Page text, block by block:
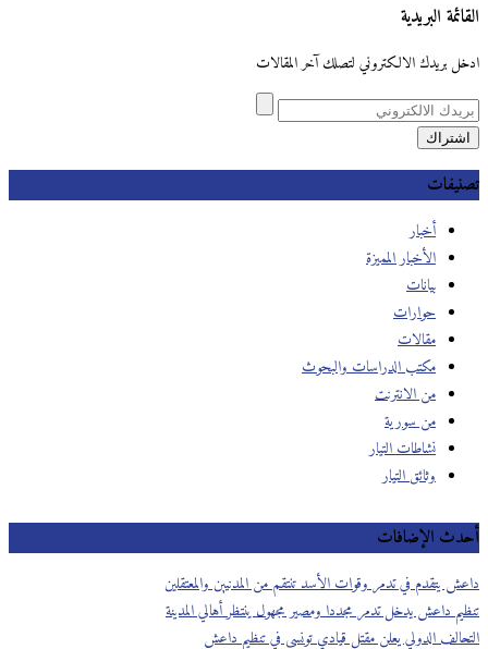
القائمة البريدية
ادخل بريدك الالكتروني لتصلك آخر المقالات
تصنيفات
أخبار
الأخبار المميزة
بيانات
حوارات
مقالات
مكتب الدراسات والبحوث
من الانترنت
من سورية
نشاطات التيار
وثائق التيار
أحدث الإضافات
داعش يتقدم في تدمر وقوات الأسد تنتقم من المدنيين والمعتقلين
تنظيم داعش يدخل تدمر مجددا ومصير مجهول ينتظر أهالي المدينة
التحالف الدولي يعلن مقتل قيادي تونسي في تنظيم داعش